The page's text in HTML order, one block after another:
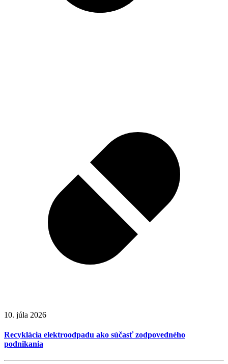
10. júla 2026
Recyklácia elektroodpadu ako súčasť zodpovedného
podnikania